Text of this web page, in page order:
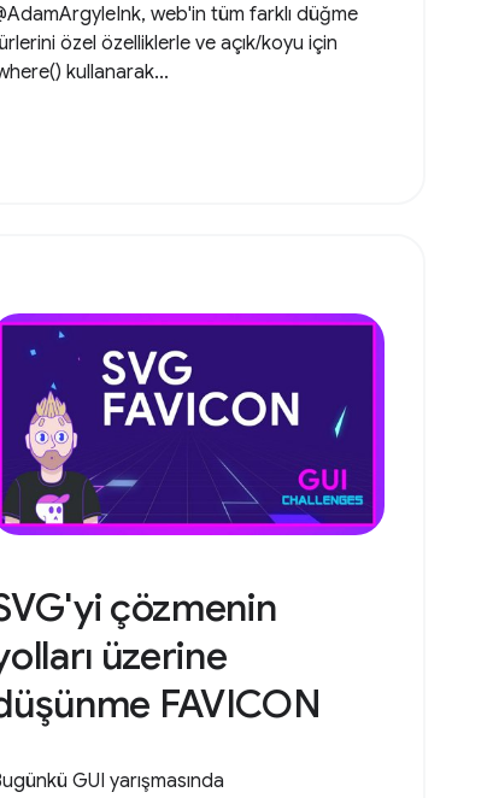
web'in tüm farklı düğme
özel özelliklerle ve açık/koyu için
kullanarak...
çözmenin
üzerine
FAVICON
GUI yarışmasında